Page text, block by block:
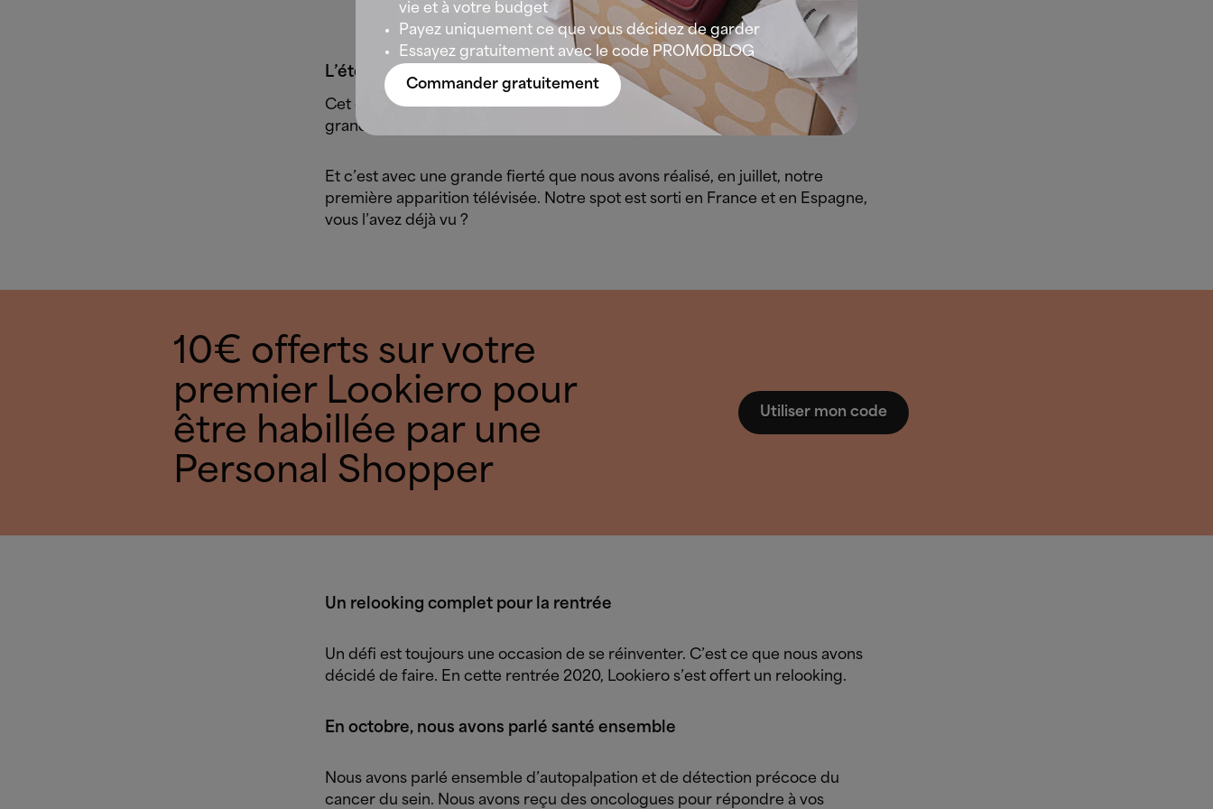
L’été des nouveautés
Cet été, grâce à vous, nous avons atteint les 2 millions d’utilisatrices ! Cette
grande famille Lookiero ne cesse de s’agrandir, quel bonheur !
Et c’est avec une grande fierté que nous avons réalisé, en juillet, notre
première apparition télévisée. Notre spot est sorti en France et en Espagne,
vous l’avez déjà vu ?
10€ offerts sur votre
premier Lookiero pour
être habillée par une
Personal Shopper
Utiliser mon code
Un relooking complet pour la rentrée
Un défi est toujours une occasion de se réinventer. C’est ce que nous avons
décidé de faire. En cette rentrée 2020, Lookiero s’est offert un relooking.
En octobre, nous avons parlé santé ensemble
Nous avons parlé ensemble d’autopalpation et de détection précoce du
cancer du sein. Nous avons reçu des oncologues pour répondre à vos
vie et à votre budget
Payez uniquement ce que vous décidez de garder
Essayez gratuitement avec le code PROMOBLOG
Commander gratuitement